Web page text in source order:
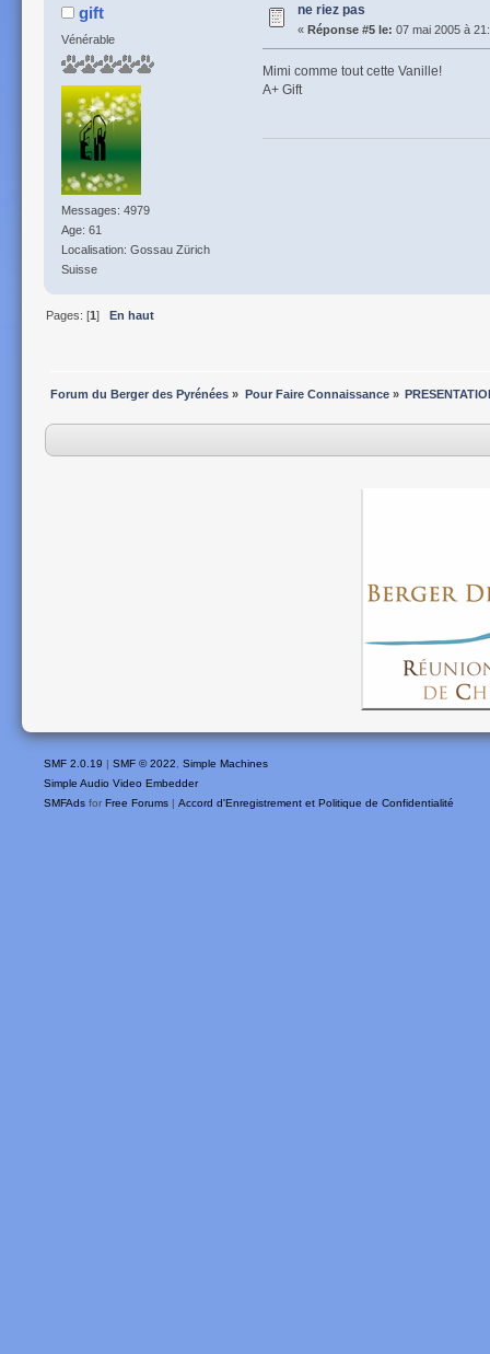
gift
Vénérable
Messages: 4979
Age: 61
Localisation: Gossau Zürich
Suisse
ne riez pas
« Réponse #5 le: 07 mai 2005 à
Mimi comme tout cette Vanille!
A+ Gift
Pages: [1]En haut
Forum du Berger des Pyrénées » Pour Faire Connaissance»
SMF 2.0.19 | SMF © 2022
Simple Machines
Simple Audio Video Embedder
SMFAds for Free Forums | Accord d'Enregistrement et Politique de Confidentialité